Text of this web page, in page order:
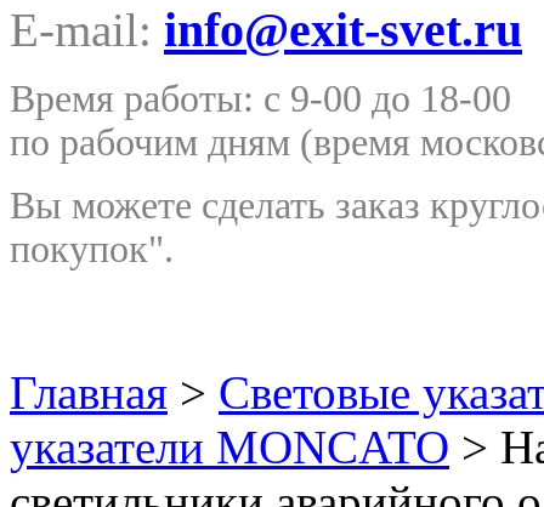
E-mail: info@exit-svet.ru
Время работы: с 9-00 до 18-00
по рабочим дням (время
Вы можете сделать заказ
покупок".
Главная > Световые
указатели MONCATO >